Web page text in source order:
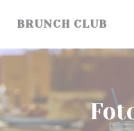
BRUNCH CLUB